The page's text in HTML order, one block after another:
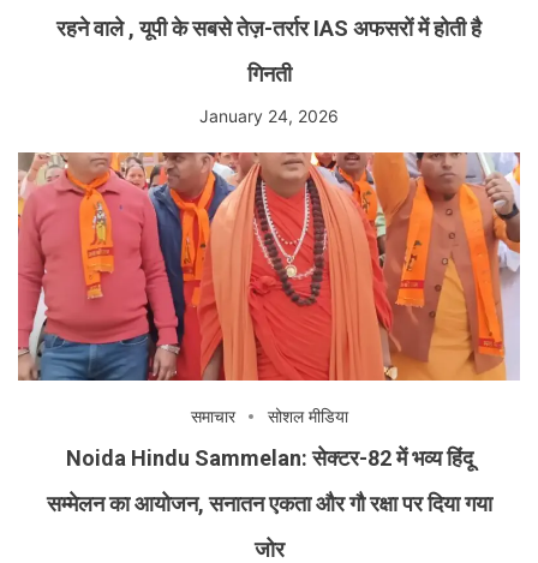
रहने वाले , यूपी के सबसे तेज़-तर्रार IAS अफसरों में होती है
गिनती
January 24, 2026
समाचार सोशल मीडिया
Noida Hindu Sammelan: सेक्टर-82 में भव्य हिंदू
सम्मेलन का आयोजन, सनातन एकता और गौ रक्षा पर दिया गया
जोर